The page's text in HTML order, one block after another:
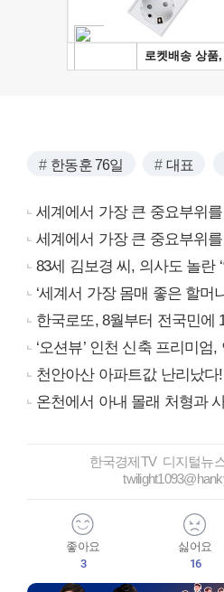
한동훈 76일 대표
세계에서 가장 큰 중요부위
세계에서 가장 큰 중요부위
83세 김보경 씨, 의사도 놀란
‘세계서 가장 몸매 좋은 할머
한국로또, 8월부터 전국민에
‘오션뷰’ 인천 신축 프리미엄
천안아산 아파트값 난리났다
온천에서 아내 몰래 처형과
한국경제TV 디지털뉴
좋아요
3
싫어요
16